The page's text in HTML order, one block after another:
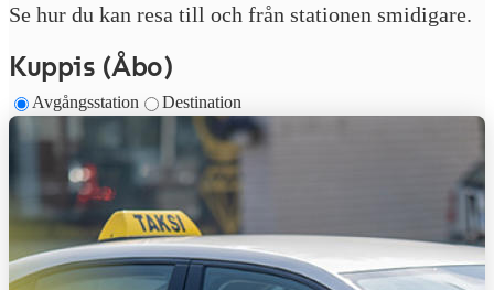
Se hur du kan resa till och från stationen smidigare.
Kuppis (Åbo)
Avgångsstation Destination